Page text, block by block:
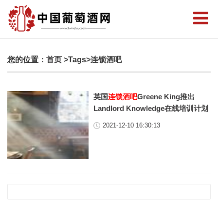
您的位置： 首页 >Tags>连锁酒吧
英国连锁酒吧Greene King推出
Landlord Knowledge在线培训计划
2021-12-10 16:30:13